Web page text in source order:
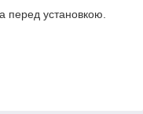
установкою.